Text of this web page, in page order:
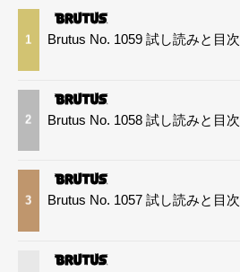
1 Brutus No. 1059 試し読みと目次
2 Brutus No. 1058 試し読みと目次
3 Brutus No. 1057 試し読みと目次